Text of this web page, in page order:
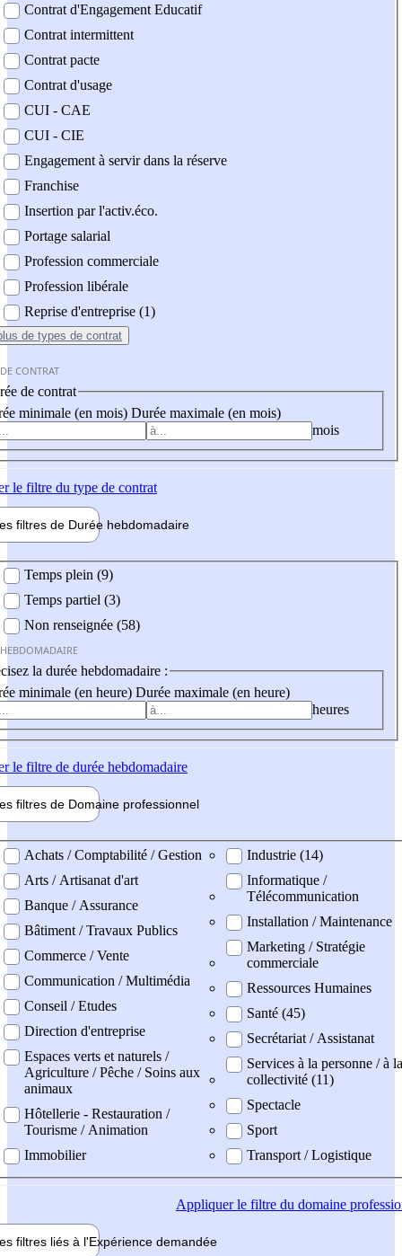
Contrat d'Engagement Educatif
Contrat intermittent
Contrat pacte
Contrat d'usage
CUI - CAE
CUI - CIE
Engagement à servir dans la réserve
Franchise
Insertion par l'activ.éco.
Portage salarial
Profession commerciale
Profession libérale
Reprise d'entreprise (1)
de types de contrat
CONTRAT
de contrat
minimale (en mois) Durée maximale (en mois)
mois
le filtre du type de contrat
filtres de Durée hebdomadaire
Temps plein (9)
Temps partiel (3)
Non renseignée (58)
la durée hebdomadaire :
minimale (en heure) Durée maximale (en heure)
heures
le filtre de durée hebdomadaire
filtres de Domaine professionnel
professionel
Achats / Comptabilité / Gestion
Arts / Artisanat d'art
Banque / Assurance
Bâtiment / Travaux Publics
Commerce / Vente
Communication / Multimédia
Conseil / Etudes
Direction d'entreprise
Espaces verts et naturels /
Agriculture / Pêche / Soins aux
animaux
Hôtellerie - Restauration /
Tourisme / Animation
Immobilier
Industrie (14)
Informatique /
Télécommunication
Installation / Maintenance
Marketing / Stratégie
commerciale
Ressources Humaines
Santé (45)
Secrétariat / Assistanat
Services à la personne / à la
collectivité (11)
Spectacle
Sport
Transport / Logistique
Appliquerle filtre du domaine
filtres liés à l'Expérience demandée